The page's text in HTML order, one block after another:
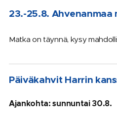
23.-25.8. Ahvenanmaa
Matka on täynnä, kysy
Päiväkahvit Harrin
Ajankohta: sunnuntai 30.8.